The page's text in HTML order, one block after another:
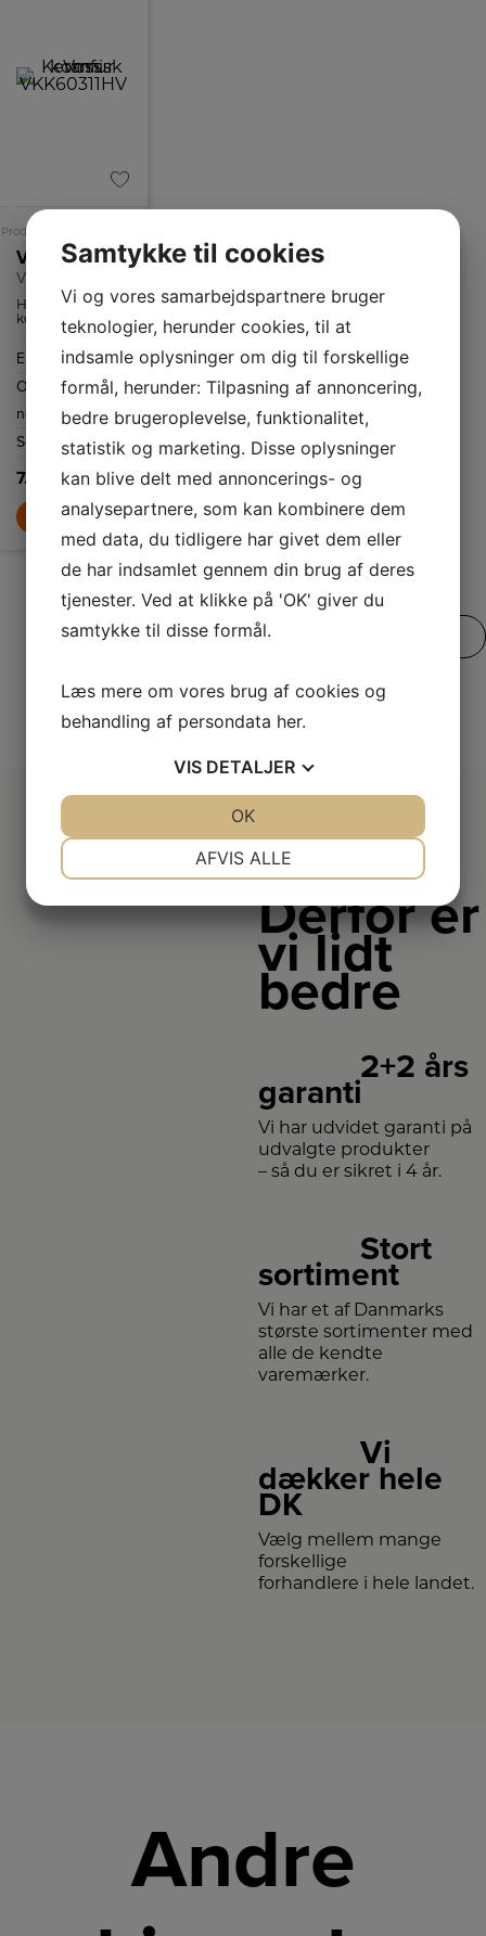
Produktdatablad
Voss Keramisk komfur
VKK60311HV
HighLight
kogepladen med
keramiske zoner
opvarmes hurtigt
og jævnt og er
nem at rengøre.
Energiklasse
A
Ovnrum
netto
73
L
SelvrenstypeKatalyse
7.399,-
LÆG I KURV
SE VORES FULDE UDVALG
Derfor er
vi lidt
bedre
2+2 års
garanti
Vi har udvidet garanti på
udvalgte produkter
– så du er sikret i 4 år.
Stort
sortiment
Vi har et af Danmarks
største sortimenter med
alle de kendte
varemærker.
Vi
dækker hele
DK
Vælg mellem mange
forskellige
forhandlere i hele landet.
Andre
Samtykke til cookies
Vi og vores samarbejdspartnere bruger
teknologier, herunder cookies, til at
indsamle oplysninger om dig til forskellige
formål, herunder: Tilpasning af annoncering,
bedre brugeroplevelse, funktionalitet,
statistik og marketing. Disse oplysninger
kan blive delt med annoncerings- og
analysepartnere, som kan kombinere dem
med data, du tidligere har givet dem eller
de har indsamlet gennem din brug af deres
tjenester. Ved at klikke på 'OK' giver du
samtykke til disse formål.
Læs mere om vores brug af cookies og
behandling af persondata her.
VIS DETALJER
STATISTIK
AFVIS ALLE
OK